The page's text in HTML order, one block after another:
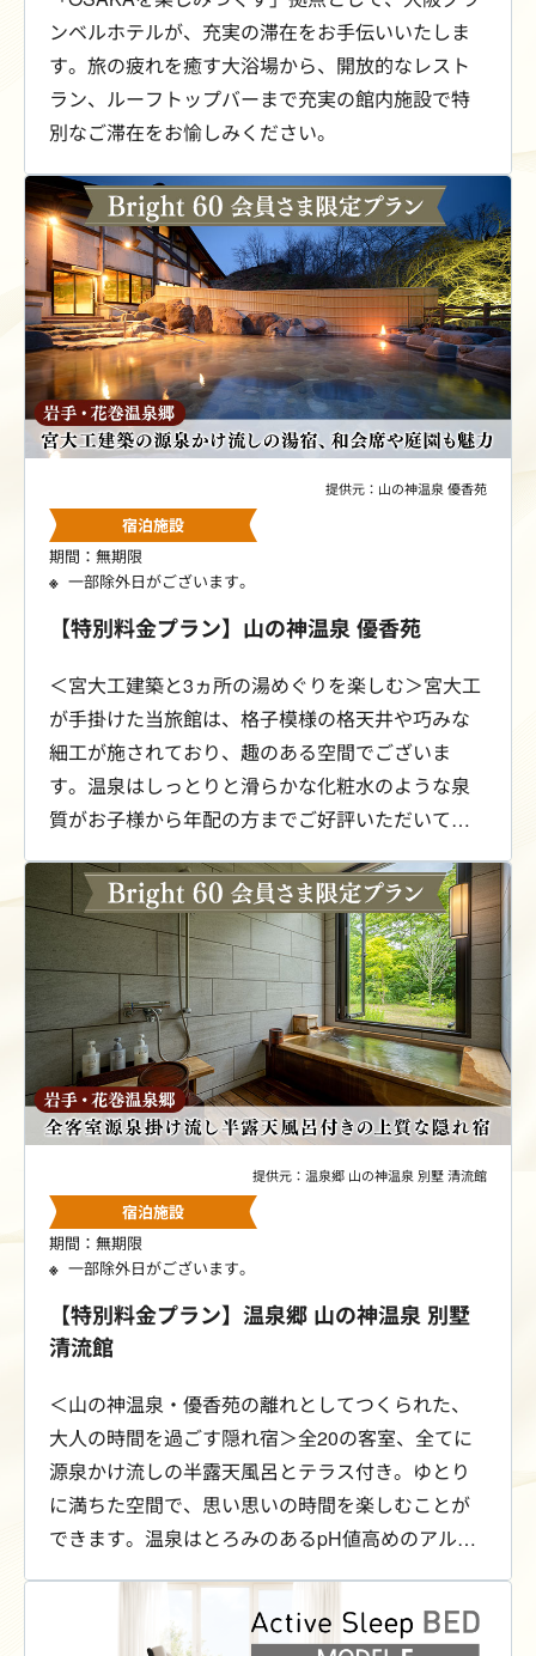
ンベルホテルが、充実の滞在をお手伝いいたしま
す。旅の疲れを癒す大浴場から、開放的なレスト
ラン、ルーフトップバーまで充実の館内施設で特
別なご滞在をお愉しみください。
提供元：山の神温泉 優香苑
宿泊施設
期間：無期限
一部除外日がございます。
【特別料金プラン】山の神温泉 優香苑
＜宮大工建築と3ヵ所の湯めぐりを楽しむ＞宮大工
が手掛けた当旅館は、格子模様の格天井や巧みな
細工が施されており、趣のある空間でございま
す。温泉はしっとりと滑らかな化粧水のような泉
質がお子様から年配の方までご好評いただいてい
が、雰囲気が異なり、季節によって風景が変化し
ます。木のぬくもりに包まれたゆるやかな時間を
存分にご堪能ください。
提供元：温泉郷 山の神温泉 別墅 清流館
宿泊施設
期間：無期限
一部除外日がございます。
【特別料金プラン】温泉郷 山の神温泉 別墅
清流館
＜山の神温泉・優香苑の離れとしてつくられた、
大人の時間を過ごす隠れ宿＞全20の客室、全てに
源泉かけ流しの半露天風呂とテラス付き。ゆとり
に満ちた空間で、思い思いの時間を楽しむことが
できます。温泉はとろみのあるpH値高めのアルカ
が清流館です。ご宿泊のお客さまは、敷地内に併
設している優香苑となごみの湯の温泉も利用可